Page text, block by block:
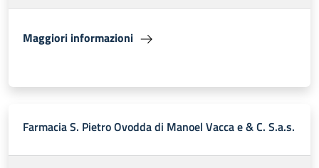
Maggiori informazioni
Farmacia S. Pietro Ovodda di Manoel Vacca e & C. S.a.s.